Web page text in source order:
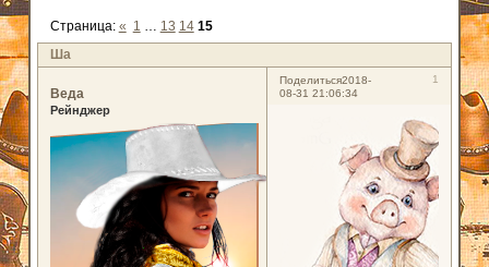
Ша
Страница: « 1 … 13 14 15
Поделиться 1
2018-
08-31 21:06:34
Веда
Рейнджер